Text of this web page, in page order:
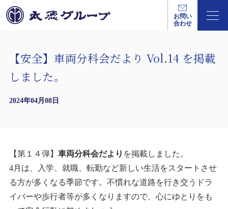
お問い
合わせ
【安全】車両分科会だより Vol.14 を掲載
しました。
2024年04月08日
【第１４弾】 車両分科会だより を掲載しました。
4月は、入学、就職、転勤など新しい生活をスタートさせ
る方が多くなる季節です。不慣れな道路を行き交うドラ
イバーや歩行者等が多くなりますので、心にゆとりをも